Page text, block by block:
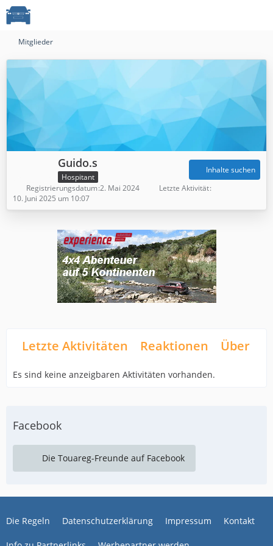
Mitglieder
Guido.s
Hospitant
Inhalte suchen
Registrierungsdatum 2. Mai 2024
Letzte Aktivität
10. Juni 2025 um 10:07
Letzte Aktivitäten Reaktionen Über
Es sind keine anzeigbaren Aktivitäten vorhanden.
Facebook
Die Touareg-Freunde auf Facebook
Die Regeln Datenschutzerklärung Impressum Kontakt